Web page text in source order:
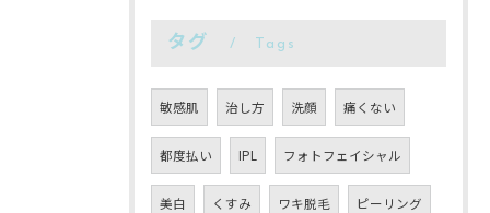
タグ Tags
敏感肌 治し方 洗顔 痛くない
都度払い IPL フォトフェイシャル
美白 くすみ ワキ脱毛 ピーリング